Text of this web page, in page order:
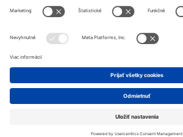
Zákaznícka podpora:
©SSE a.s 2026 |Mapa
Sledujte nás na sociálnych